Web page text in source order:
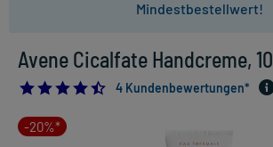
Mindestbestellwert!
Avene Cicalfate Handcreme,
4.5
4 Kundenbewertungen*
-20%*